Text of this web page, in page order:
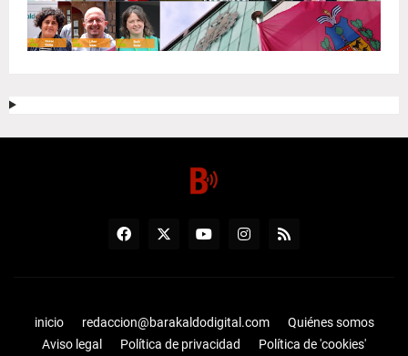
inicio redaccion@barakaldodigital.com
Quiénes somos
Aviso legal
Política de privacidad Política de 'cookies'